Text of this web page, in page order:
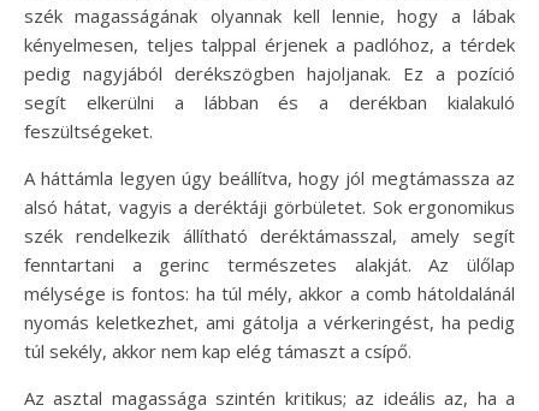
szék magasságának olyannak kell lennie, hogy a lábak
kényelmesen, teljes talppal érjenek a padlóhoz, a térdek
pedig nagyjából derékszögben hajoljanak. Ez a pozíció
segít elkerülni a lábban és a derékban kialakuló
feszültségeket.
A háttámla legyen úgy beállítva, hogy jól megtámassza az
alsó hátat, vagyis a deréktáji görbületet. Sok ergonomikus
szék rendelkezik állítható deréktámasszal, amely segít
fenntartani a gerinc természetes alakját. Az ülőlap
mélysége is fontos: ha túl mély, akkor a comb hátoldalánál
nyomás keletkezhet, ami gátolja a vérkeringést, ha pedig
túl sekély, akkor nem kap elég támaszt a csípő.
Az asztal magassága szintén kritikus; az ideális az, ha a